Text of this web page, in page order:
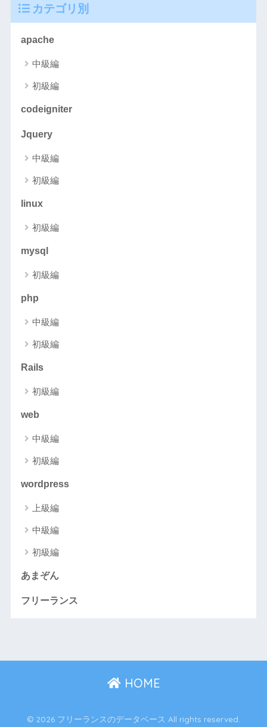
カテゴリ別
apache
中級編
初級編
codeigniter
Jquery
中級編
初級編
linux
初級編
mysql
初級編
php
中級編
初級編
Rails
初級編
web
中級編
初級編
wordpress
上級編
中級編
初級編
あまぞん
フリーランス
HOME
© 2026 フリーランスのデータベース All rights reserved.